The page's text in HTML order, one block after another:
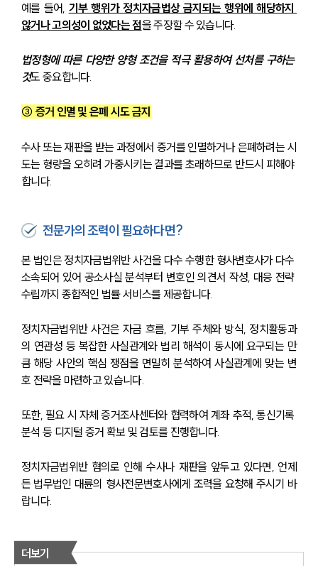
예를 들어, 기부 행위가 정치자금법상 금지되는 행위에 해당하지
않거나 고의성이 없었다는 점을 주장할 수 있습니다.
법정형에 따른 다양한 양형 조건을 적극 활용하여 선처를 구하는
것도 중요합니다.
③ 증거 인멸 및 은폐 시도 금지
수사 또는 재판을 받는 과정에서 증거를 인멸하거나 은폐하려는 시
도는 형량을 오히려 가중시키는 결과를 초래하므로 반드시 피해야
합니다.
전문가의 조력이 필요하다면?
본 법인은 정치자금법위반 사건을 다수 수행한 형사변호사가 다수
소속되어 있어 공소사실 분석부터 변호인 의견서 작성, 대응 전략
수립까지 종합적인 법률 서비스를 제공합니다.
정치자금법위반 사건은 자금 흐름, 기부 주체와 방식, 정치활동과
의 연관성 등 복잡한 사실관계와 법리 해석이 동시에 요구되는 만
큼 해당 사안의 핵심 쟁점을 면밀히 분석하여 사실관계에 맞는 변
호 전략을 마련하고 있습니다.
또한, 필요 시 자체 증거조사센터와 협력하여 계좌 추적, 통신기록
분석 등 디지털 증거 확보 및 검토를 진행합니다.
정치자금법위반 혐의로 인해 수사나 재판을 앞두고 있다면, 언제
든 법무법인 대륜의 형사전문변호사에게 조력을 요청해 주시기 바
랍니다.
더보기